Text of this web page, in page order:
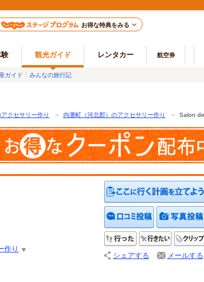
お得な特典をみる
観光ガイド レンタカー 航空券
ガイド みんなの旅行記
クセサリー作り ＞ 内灘町（河北郡）のアクセサリー作り ＞ Salon
作り
クチコミを投
行った 行きたい
シェアする メールする